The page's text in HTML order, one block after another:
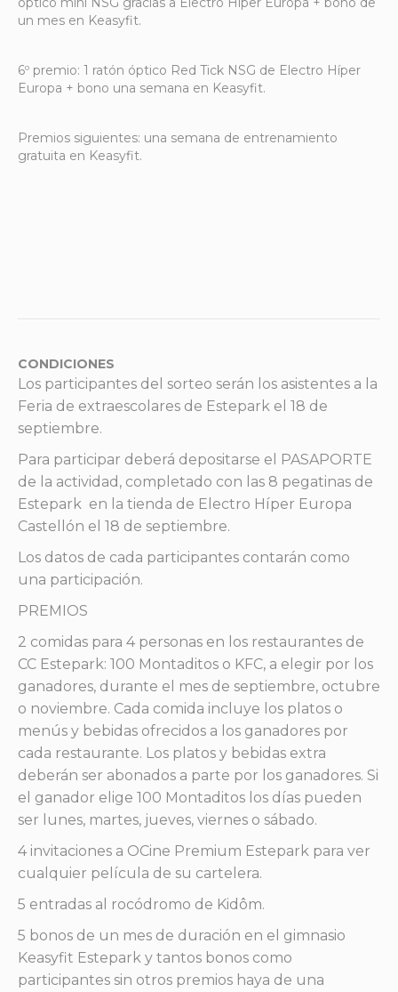
un mes en Keasyfit.
6º premio: 1 ratón óptico Red Tick NSG de Electro Híper
Europa + bono una semana en Keasyfit.
Premios siguientes: una semana de entrenamiento
gratuita en Keasyfit.
CONDICIONES
Los participantes del sorteo serán los asistentes a la
Feria de extraescolares de Estepark el 18 de
septiembre.
Para participar deberá depositarse el PASAPORTE
de la actividad, completado con las 8 pegatinas de
Estepark en la tienda de Electro Híper Europa
Castellón el 18 de septiembre.
Los datos de cada participantes contarán como
una participación.
PREMIOS
2 comidas para 4 personas en los restaurantes de
CC Estepark: 100 Montaditos o KFC, a elegir por los
ganadores, durante el mes de septiembre, octubre
o noviembre. Cada comida incluye los platos o
menús y bebidas ofrecidos a los ganadores por
cada restaurante. Los platos y bebidas extra
deberán ser abonados a parte por los ganadores. Si
el ganador elige 100 Montaditos los días pueden
ser lunes, martes, jueves, viernes o sábado.
4 invitaciones a OCine Premium Estepark para ver
cualquier película de su cartelera.
5 entradas al rocódromo de Kidôm.
5 bonos de un mes de duración en el gimnasio
Keasyfit Estepark y tantos bonos como
participantes sin otros premios haya de una